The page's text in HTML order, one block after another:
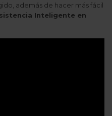
además de hacer más fácil
Inteligente en